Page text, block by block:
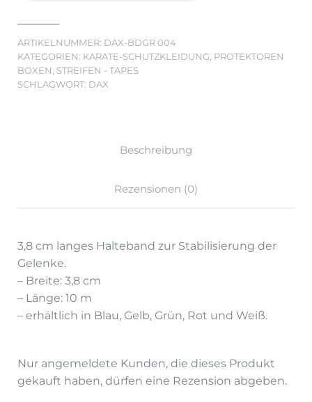
ARTIKELNUMMER: DAX-BDGR 004
KATEGORIEN: KARATE-SCHUTZKLEIDUNG PROTEKTOREN
BOXEN STREIFEN - TAPES
SCHLAGWORT: DAX
Beschreibung
Rezensionen (0)
3,8 cm langes Halteband zur Stabilisierung der
Gelenke.
– Breite: 3,8 cm
– Länge: 10 m
– erhältlich in Blau, Gelb, Grün, Rot und Weiß.
Nur angemeldete Kunden, die dieses Produkt
gekauft haben, dürfen eine Rezension abgeben.